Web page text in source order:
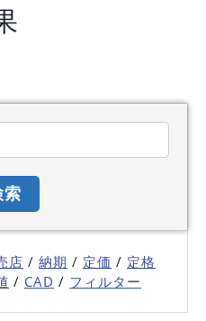
店 / 納期 / 定価 / 定格
/ CAD / フィルター